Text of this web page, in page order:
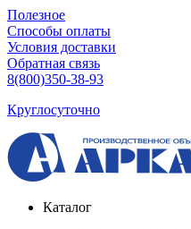
Полезное
Способы оплаты
Условия доставки
Обратная связь
8(800)350-38-93
Круглосуточно
Каталог